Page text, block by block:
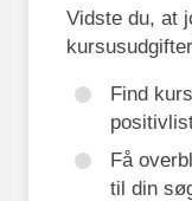
Vidste du, at
Find
Få
til din